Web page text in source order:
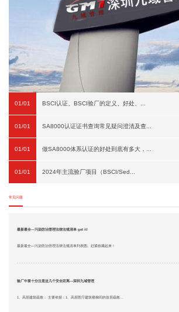
01/01 BSCI认证、BSCI验厂的定义、好处、...
01/01 SA8000认证证书查询常见疑问澄清及查...
01/01 做SA8000体系认证的好处到底有多大，...
01/01 2024年主流验厂项目（BSCI/Sed...
常见问题
最新最全—污染防治管理法律法规清单 get it!
最新最全—污染防治管理法律法规清单列表图。赶紧收藏起来！
验厂中要十分注意这几个安全距离—深圳九域管理
1、高层建筑疏散： 主要依据：1、高层医疗建筑楼梯间的首层疏散...